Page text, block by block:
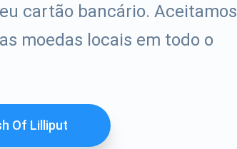
cartão bancário. Aceitamos
moedas locais em todo o
Of Lilliput